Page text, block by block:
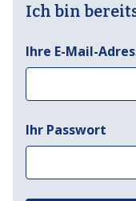
Ich bin
Ihre E-Mail-
Ihr Passwort